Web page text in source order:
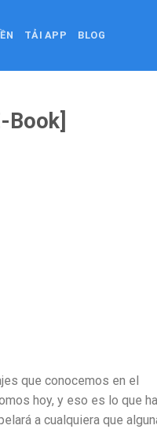
TẢI APP BLOG
Book]
que conocemos en el
hoy, y eso es lo que
a cualquiera que